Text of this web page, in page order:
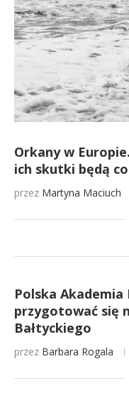
Orkany w
ich skutki będą
przez Martyna Maciuch
Polska
przygotować się
Bałtyckiego
przez Barbara Rogala